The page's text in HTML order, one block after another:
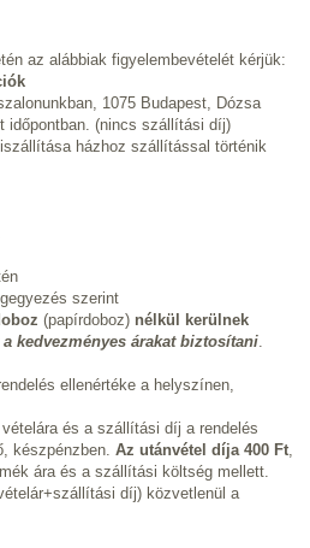
az alábbiak figyelembevételét kérjük:
1075 Budapest, Dózsa
időpontban. (nincs szállítási díj)
házhoz szállítással történik
szerint
(papírdoboz) nélkül kerülnek
kedvezményes árakat biztosítani.
ellenértéke a helyszínen,
és a szállítási díj a rendelés
készpénzben. Az utánvétel díja 400 Ft,
ára és a szállítási költség mellett.
díj) közvetlenül a